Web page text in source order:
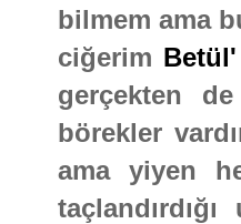
bilmem ama
ciğerim Betül'
gerçekten
börekler
ama yiyen